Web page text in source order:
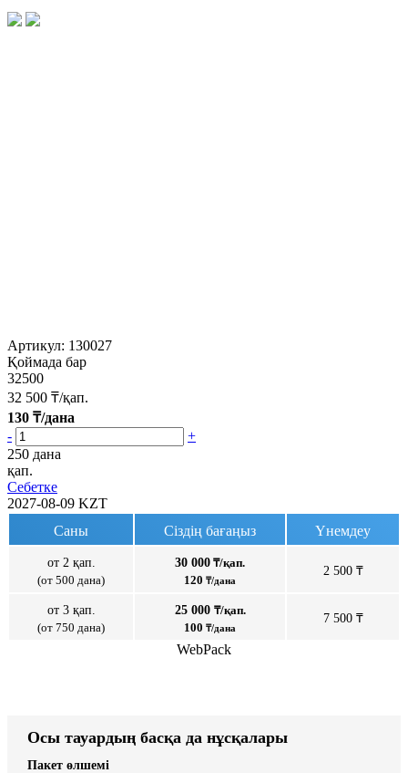
Артикул: 130027
Қоймада бар
32500
32 500 ₸/қап.
130 ₸/дана
-
+
250 дана
қап.
Себетке
2027-08-09 KZT
Саны
Сіздің бағаңыз Үнемдеу
от 2 қап.
(от 500 дана)
30 000 ₸/қап.
120 ₸/дана
2 500 ₸
от 3 қап.
(от 750 дана)
25 000 ₸/қап.
100 ₸/дана
7 500 ₸
WebPack
Осы тауардың басқа да нұсқалары
Пакет өлшемі